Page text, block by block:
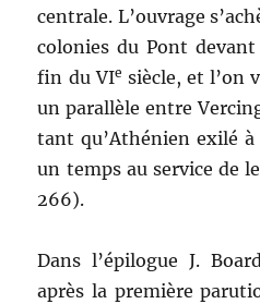
centrale. L’ouvrage
colonies du Pont devant
fin du VIe siècle, et l’on
un parallèle entre
tant qu’Athénien exilé
un temps au service de
266).
Dans l’épilogue J.
après la première